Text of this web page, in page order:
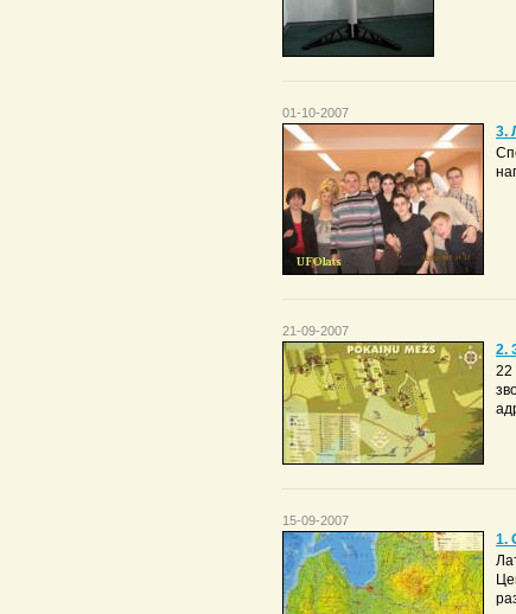
01-10-2007
3.
21-09-2007
2.
22
15-09-2007
1.